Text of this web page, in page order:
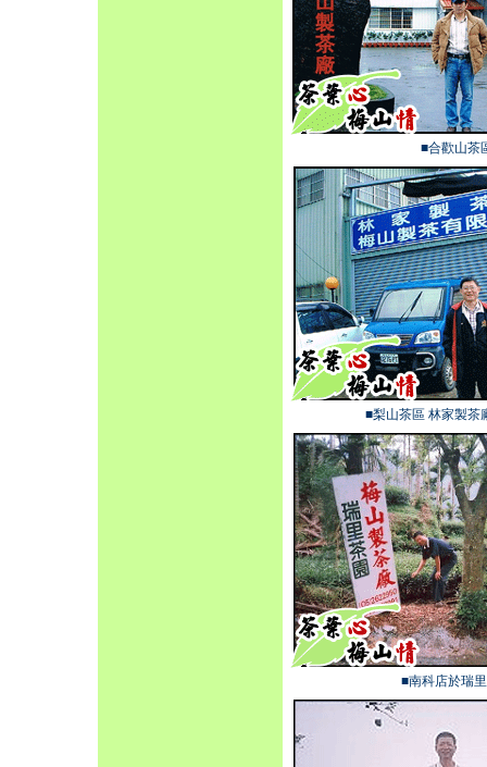
■合歡山茶
■梨山茶區 林家製茶
■南科店於瑞